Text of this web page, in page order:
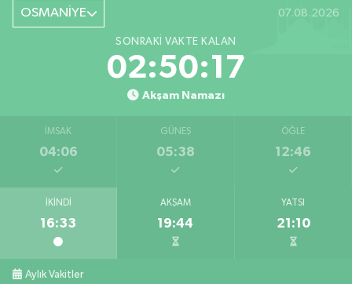
OSMANİYE 07.08.2026
SONRAKI VAKTE KALAN
02:50:16
Akşam Namazı
İMSAK
04:06
GÜNEŞ
05:38
ÖĞLE
12:46
İKINDI
16:33
AKŞAM
19:44
YATSI
21:10
Aylık Vakitler